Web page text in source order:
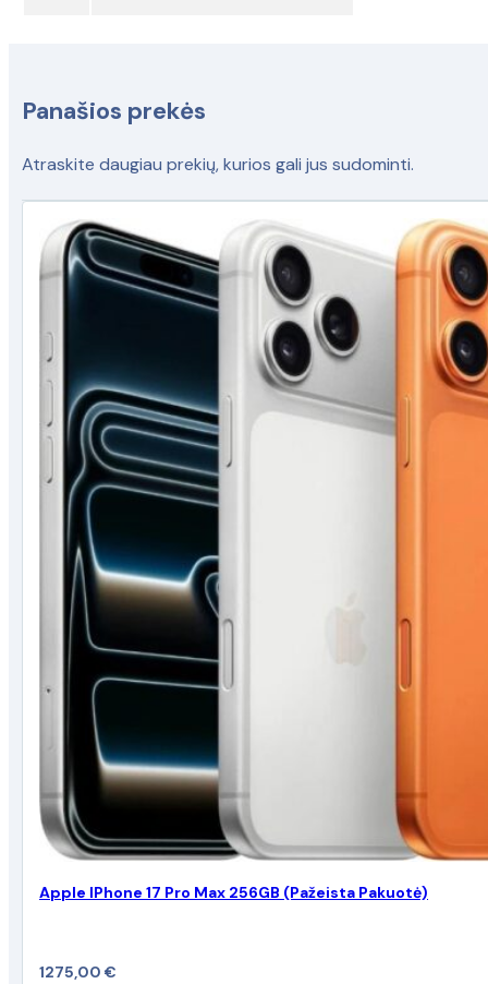
Panašios prekės
Atraskite daugiau prekių, kurios gali jus sudominti.
Apple IPhone 17 Pro Max 256GB (Pažeista Pakuotė)
1275,00 €